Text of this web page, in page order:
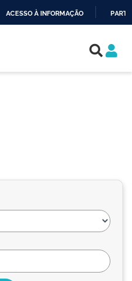
ACESSO À INFORMAÇÃO